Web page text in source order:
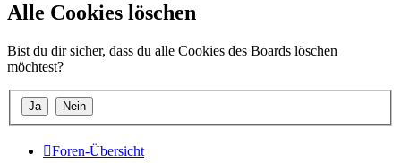
Alle Cookies löschen
Bist du dir sicher, dass du alle Cookies des Boards löschen
möchtest?
Foren-Übersicht